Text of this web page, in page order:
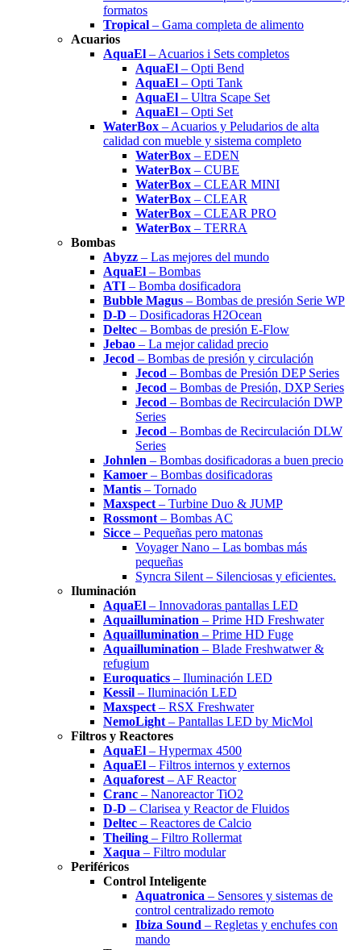
formatos
Tropical – Gama completa de alimento
Acuarios
AquaEl – Acuarios i Sets completos
AquaEl – Opti Bend
AquaEl – Opti Tank
AquaEl – Ultra Scape Set
AquaEl – Opti Set
WaterBox – Acuarios y Peludarios de alta
calidad con mueble y sistema completo
WaterBox – EDEN
WaterBox – CUBE
WaterBox – CLEAR MINI
WaterBox – CLEAR
WaterBox – CLEAR PRO
WaterBox – TERRA
Bombas
Abyzz – Las mejores del mundo
AquaEl – Bombas
ATI – Bomba dosificadora
Bubble Magus – Bombas de presión Serie WP
D-D – Dosificadoras H2Ocean
Deltec – Bombas de presión E-Flow
Jebao – La mejor calidad precio
Jecod – Bombas de presión y circulación
Jecod – Bombas de Presión DEP Series
Jecod – Bombas de Presión, DXP Series
Jecod – Bombas de Recirculación DWP
Series
Jecod – Bombas de Recirculación DLW
Series
Johnlen – Bombas dosificadoras a buen precio
Kamoer – Bombas dosificadoras
Mantis – Tornado
Maxspect – Turbine Duo & JUMP
Rossmont – Bombas AC
Sicce – Pequeñas pero matonas
Voyager Nano – Las bombas más
pequeñas
Syncra Silent – Silenciosas y eficientes.
Iluminación
AquaEl – Innovadoras pantallas LED
Aquaillumination – Prime HD Freshwater
Aquaillumination – Prime HD Fuge
Aquaillumination – Blade Freshwatwer &
refugium
Euroquatics – Iluminación LED
Kessil – Iluminación LED
Maxspect – RSX Freshwater
NemoLight – Pantallas LED by MicMol
Filtros y Reactores
AquaEl – Hypermax 4500
AquaEl – Filtros internos y externos
Aquaforest – AF Reactor
Cranc – Nanoreactor TiO2
D-D – Clarisea y Reactor de Fluidos
Deltec – Reactores de Calcio
Theiling – Filtro Rollermat
Xaqua – Filtro modular
Periféricos
Control Inteligente
Aquatronica – Sensores y sistemas de
control centralizado remoto
Ibiza Sound – Regletas y enchufes con
mando